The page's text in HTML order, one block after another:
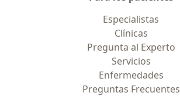
Especialistas
Clínicas
Pregunta al Experto
Servicios
Enfermedades
Preguntas Frecuentes